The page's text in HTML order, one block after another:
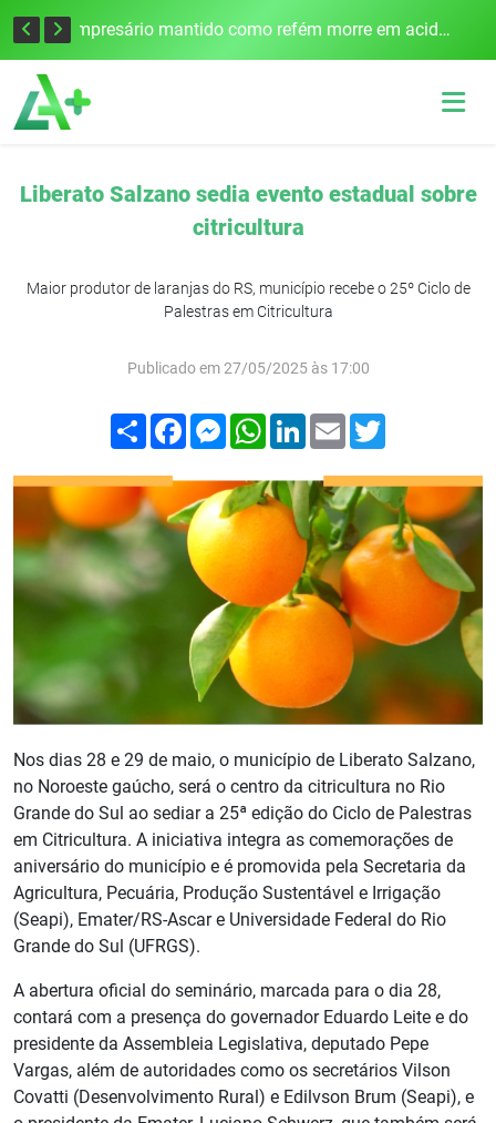
Edital para construção de ponte entre Itapiranga e Barra do Guarita deve ser lançado no segundo semestre Empresário mantido como refém morre em acidente após assalto em Cerro Largo
Liberato Salzano sedia evento estadual sobre
citricultura
Maior produtor de laranjas do RS, município recebe o 25º Ciclo de
Palestras em Citricultura
Publicado em 27/05/2025 às 17:00
Compartilhar
FacebookMessenger
WhatsApp
LinkedIn
Email
Nos dias 28 e 29 de maio, o município de Liberato Salzano,
no Noroeste gaúcho, será o centro da citricultura no Rio
Grande do Sul ao sediar a 25ª edição do Ciclo de Palestras
em Citricultura. A iniciativa integra as comemorações de
aniversário do município e é promovida pela Secretaria da
Agricultura, Pecuária, Produção Sustentável e Irrigação
(Seapi), Emater/RS-Ascar e Universidade Federal do Rio
Grande do Sul (UFRGS).
A abertura oficial do seminário, marcada para o dia 28,
contará com a presença do governador Eduardo Leite e do
presidente da Assembleia Legislativa, deputado Pepe
Vargas, além de autoridades como os secretários Vilson
Covatti (Desenvolvimento Rural) e Edilvson Brum (Seapi), e